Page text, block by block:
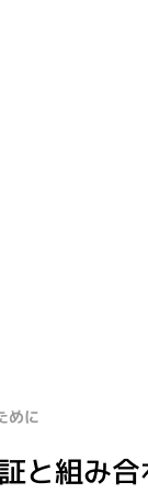
めに
と組み